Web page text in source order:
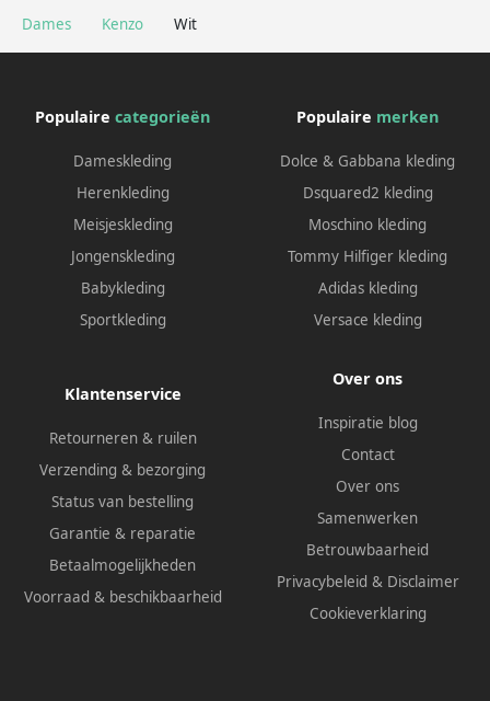
Dames Kenzo Wit
Populaire categorieën
Dameskleding
Herenkleding
Meisjeskleding
Jongenskleding
Babykleding
Sportkleding
Populaire merken
Dolce & Gabbana kleding
Dsquared2 kleding
Moschino kleding
Tommy Hilfiger kleding
Adidas kleding
Versace kleding
Klantenservice
Retourneren & ruilen
Verzending & bezorging
Status van bestelling
Garantie & reparatie
Betaalmogelijkheden
Voorraad & beschikbaarheid
Over ons
Inspiratie blog
Contact
Over ons
Samenwerken
Betrouwbaarheid
Privacybeleid & Disclaimer
Cookieverklaring